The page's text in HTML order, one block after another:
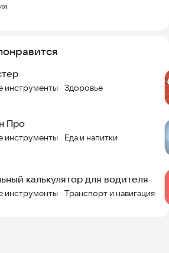
инструменты · Здоровье
Про
инструменты · Еда и напитки
калькулятор для водителя
инструменты · Транспорт и навигация